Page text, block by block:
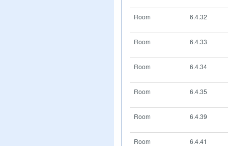
Room 6.4.32
Room 6.4.33
Room 6.4.34
Room 6.4.35
Room 6.4.39
Room 6.4.41